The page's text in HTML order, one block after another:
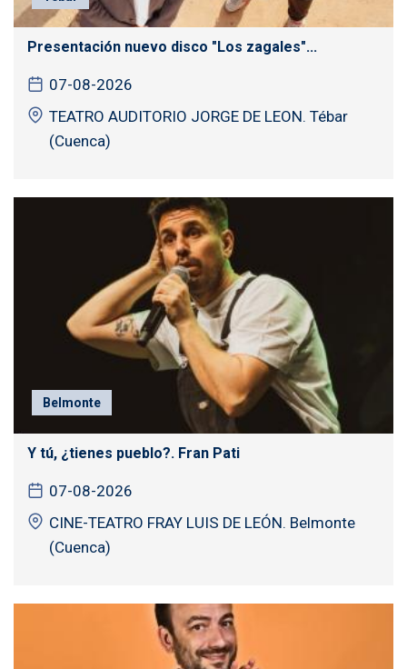
Presentación nuevo disco "Los zagales"...
07-08-2026
TEATRO AUDITORIO JORGE DE LEON. Tébar
(Cuenca)
Belmonte
Y tú, ¿tienes pueblo?. Fran Pati
07-08-2026
CINE-TEATRO FRAY LUIS DE LEÓN. Belmonte
(Cuenca)